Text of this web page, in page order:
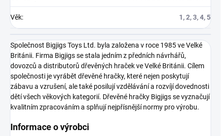
Věk: 1, 2, 3, 4, 5
Společnost Bigjigs Toys Ltd. byla založena v roce 1985 ve Velké
Británii. Firma Bigjigs se stala jedním z předních návrhářů,
dovozců a distributorů dřevěných hraček ve Velké Británii. Cílem
společnosti je vyrábět dřevěné hračky, které nejen poskytují
zábavu a vzrušení, ale také posilují vzdělávání a rozvíjí dovednosti
dětí všech věkových kategorií. Dřevěné hračky Bigjigs se vyznačují
kvalitním zpracováním a splňují nejpřísnější normy pro výrobu.
Informace o výrobci